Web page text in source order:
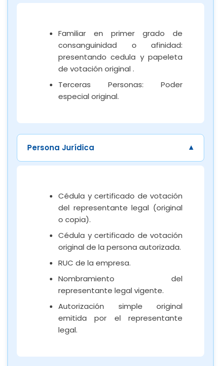
Familiar en primer grado de
consanguinidad o afinidad:
presentando cedula y papeleta
de votación original .
Terceras Personas: Poder
especial original.
Persona Jurídica
Cédula y certificado de votación
del representante legal (original
o copia).
Cédula y certificado de votación
original de la persona autorizada.
RUC de la empresa.
Nombramiento del
representante legal vigente.
Autorización simple original
emitida por el representante
legal.